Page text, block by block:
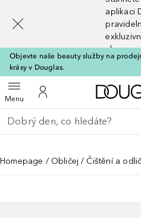
aplikaci
slevy
Objevte naše beauty služby na
krásy v Douglas.
MenuOtevřít menuK mému účtu
Vraťte se
Proveďte vyhledávání
Homepage Obličej Čištění a
[navigation.slideout.screenreader]